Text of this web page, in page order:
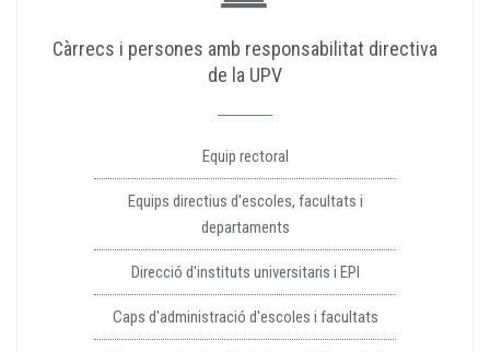
Càrrecs i persones amb responsabilitat directiva
de la UPV
Equip rectoral
Equips directius d'escoles, facultats i
departaments
Direcció d'instituts universitaris i EPI
Caps d'administració d'escoles i facultats